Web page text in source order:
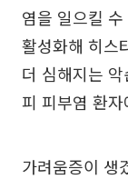
염을 일으킬
활성화해 히스
더 심해지는
피 피부염 환
가려움증이 생